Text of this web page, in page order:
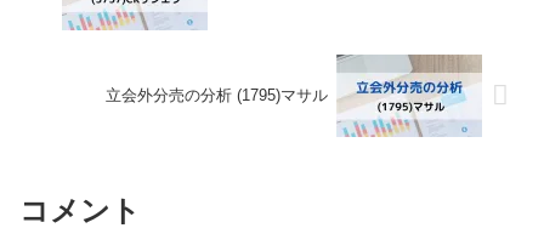
立会外分売の分析 (1795)マサル
コメント